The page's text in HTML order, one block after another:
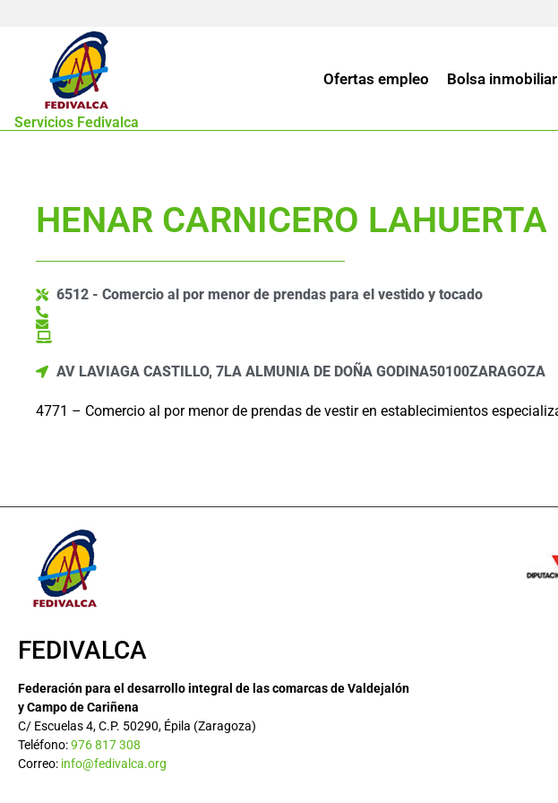
Servicios Fedivalca
Ofertas empleo Bolsa
HENAR CARNICERO LAHUERTA
6512 - Comercio al por menor de prendas para el vestido y tocado
AV LAVIAGA CASTILLO, 7LA ALMUNIA DE DOÑA GODINA50100ZARAGOZA
4771 – Comercio al por menor de prendas de vestir en establecimientos
FEDIVALCA
Federación para el desarrollo integral de las comarcas de Valdejalón
y Campo de Cariñena
C/ Escuelas 4, C.P. 50290, Épila (Zaragoza)
Teléfono:976 817 308
Correo: info@fedivalca.org